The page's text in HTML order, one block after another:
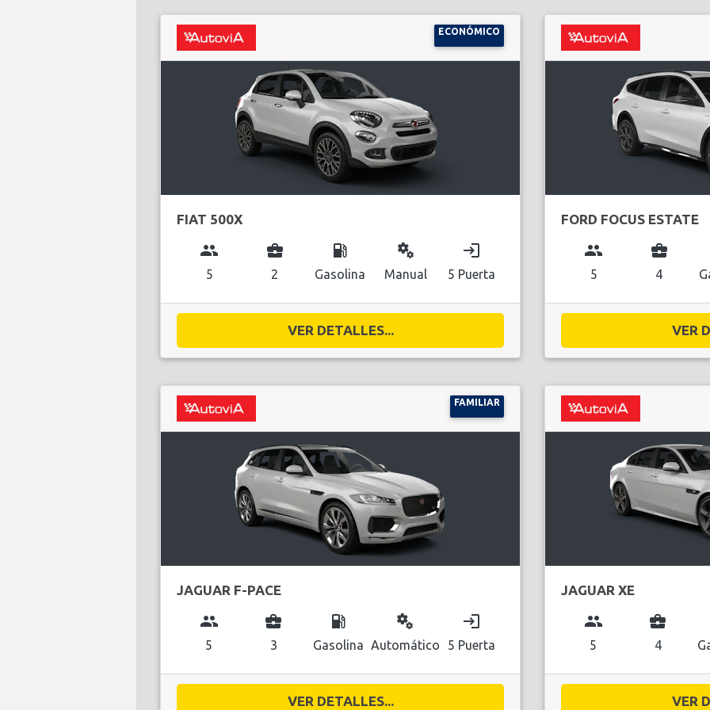
ECONÓMICO
FIAT 500X
group
5
business_center
2
local_gas_station
Gasolina
miscellaneous_services
Manual
login
5 Puerta
VER DETALLES...
FORD FOCUS ESTATE
group
5
business_center
4
VER
FAMILIAR
JAGUAR F-PACE
group
5
business_center
3
local_gas_station
Gasolina
miscellaneous_services
Automático
login
5 Puerta
VER DETALLES...
JAGUAR XE
group
5
business_center
4
VER